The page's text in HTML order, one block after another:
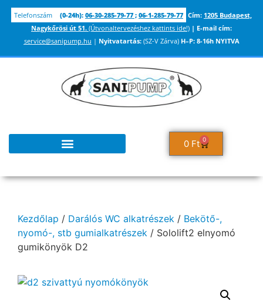
Telefonszám (0-24h): 06-30-285-79-77 ; 06-1-285-79-77 Cím: 1205 Budapest,
Nagykőrösi út 51. (Útvonaltervezéshez kattints ide!) | E-mail cím:
service@sanipump.hu | Nyitvatartás:(SZ-V Zárva) H–P: 8-16h NYITVA
0 Ft 0
Kezdőlap / Darálós WC alkatrészek / Bekötő-,
nyomó-, stb gumialkatrészek / Sololift2 elnyomó
gumikönyök D2